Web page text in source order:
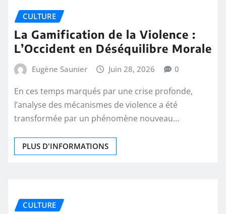
CULTURE
La Gamification de la Violence :
L’Occident en Déséquilibre Morale
Eugène Saunier Juin 28, 2026 0
En ces temps marqués par une crise profonde,
l’analyse des mécanismes de violence a été
transformée par un phénomène nouveau…
PLUS D'INFORMATIONS
CULTURE